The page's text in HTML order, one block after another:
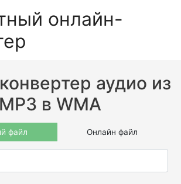
онлайн-
аудио из
MP3 в WMA
файл Онлайн файл